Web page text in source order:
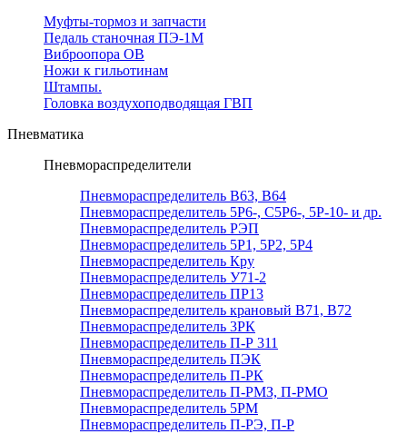
Муфты-тормоз и запчасти
Педаль станочная ПЭ-1М
Виброопора ОВ
Ножи к гильотинам
Штампы.
Головка воздухоподводящая ГВП
Пневматика
Пневмораспределители
Пневмораспределитель В63, В64
Пневмораспределитель 5Р6-, С5Р6-, 5Р-10- и др.
Пневмораспределитель РЭП
Пневмораспределитель 5Р1, 5Р2, 5Р4
Пневмораспределитель Кру
Пневмораспределитель У71-2
Пневмораспределитель ПР13
Пневмораспределитель крановый В71, В72
Пневмораспределитель 3РК
Пневмораспределитель П-Р 311
Пневмораспределитель ПЭК
Пневмораспределитель П-РК
Пневмораспределитель П-РМЗ, П-РМО
Пневмораспределитель 5РМ
Пневмораспределитель П-РЭ, П-Р